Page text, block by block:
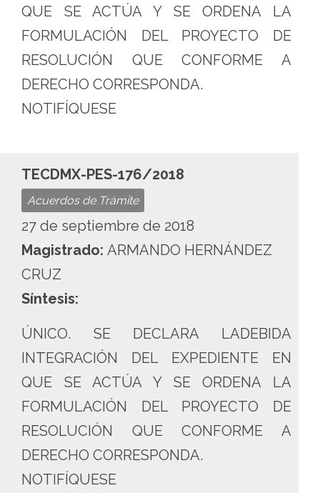
QUE SE ACTÚA Y SE ORDENA LA
FORMULACIÓN DEL PROYECTO DE
RESOLUCIÓN QUE CONFORME A
DERECHO CORRESPONDA.
NOTIFÍQUESE
TECDMX-PES-176/2018
Acuerdos de Trámite
27 de septiembre de 2018
Magistrado: ARMANDO HERNÁNDEZ
CRUZ
Síntesis:
ÚNICO. SE DECLARA LADEBIDA
INTEGRACIÓN DEL EXPEDIENTE EN
QUE SE ACTÚA Y SE ORDENA LA
FORMULACIÓN DEL PROYECTO DE
RESOLUCIÓN QUE CONFORME A
DERECHO CORRESPONDA.
NOTIFÍQUESE